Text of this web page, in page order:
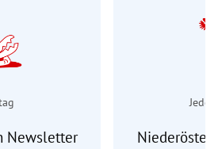
Newsletter